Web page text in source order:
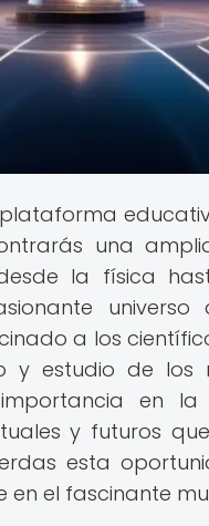
una
desde la física
universo
a los
estudio de los
en la
y futuros
esta
el fascinante